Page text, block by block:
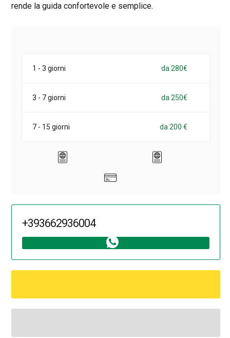
rende la guida confortevole e semplice.
1 - 3 giorni da 280€
3 - 7 giorni da 250€
7 - 15 giorni da 200 €
+393662936004